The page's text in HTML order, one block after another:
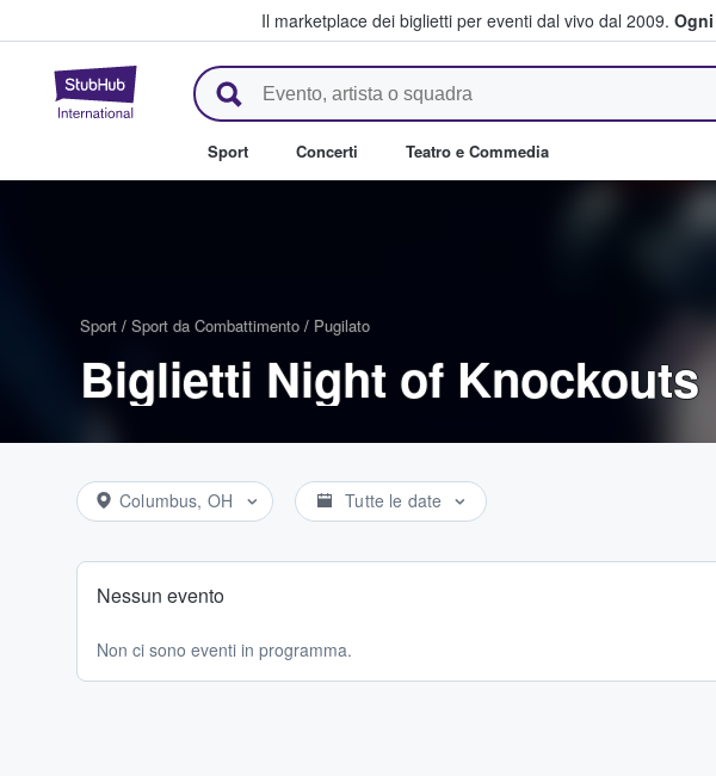
Il marketplace dei biglietti per eventi dal vivo dal 2009.
StubHub - Dove i fan comprano e vendono
Sport Concerti Teatro e Commedia
Sport / Sport da Combattimento / Pugilato
Biglietti Night of Knockouts
Columbus, OH Tutte le date
Nessun evento
Non ci sono eventi in programma.